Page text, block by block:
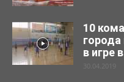
10
в игре
30.04.2019